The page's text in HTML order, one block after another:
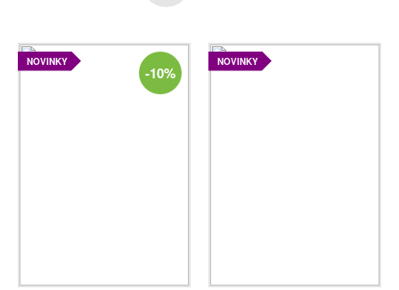
NOVINKY
-10%
NOVINKY